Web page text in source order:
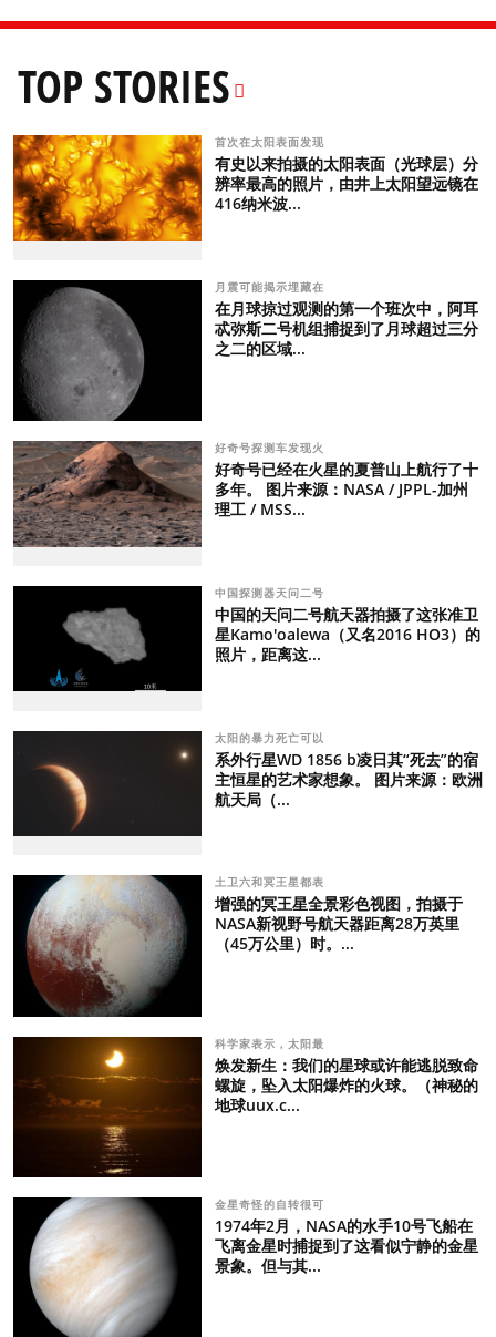
TOP STORIES
首次在太阳表面发现
有史以来拍摄的太阳表面（光球层）分
辨率最高的照片，由井上太阳望远镜在
416纳米波...
月震可能揭示埋藏在
在月球掠过观测的第一个班次中，阿耳
忒弥斯二号机组捕捉到了月球超过三分
之二的区域...
好奇号探测车发现火
好奇号已经在火星的夏普山上航行了十
多年。 图片来源：NASA / JPPL-加州
理工 / MSS...
中国探测器天问二号
中国的天问二号航天器拍摄了这张准卫
星Kamo'oalewa（又名2016 HO3）的
照片，距离这...
太阳的暴力死亡可以
系外行星WD 1856 b凌日其“死去”的宿
主恒星的艺术家想象。 图片来源：欧洲
航天局（...
土卫六和冥王星都表
增强的冥王星全景彩色视图，拍摄于
NASA新视野号航天器距离28万英里
（45万公里）时。...
科学家表示，太阳最
焕发新生：我们的星球或许能逃脱致命
螺旋，坠入太阳爆炸的火球。（神秘的
地球uux.c...
金星奇怪的自转很可
1974年2月，NASA的水手10号飞船在
飞离金星时捕捉到了这看似宁静的金星
景象。但与其...